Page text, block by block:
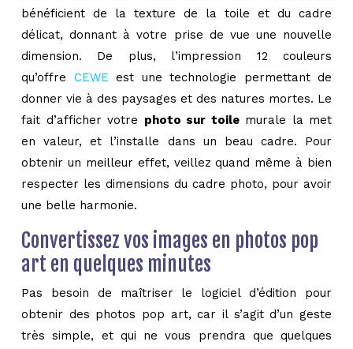
bénéficient de la texture de la toile et du cadre
délicat, donnant à votre prise de vue une nouvelle
dimension. De plus, l’impression 12 couleurs
qu’offre CEWE est une technologie permettant de
donner vie à des paysages et des natures mortes. Le
fait d’afficher votre photo sur toilemurale la met
en valeur, et l’installe dans un beau cadre. Pour
obtenir un meilleur effet, veillez quand même à bien
respecter les dimensions du cadre photo, pour avoir
une belle harmonie.
Convertissez vos images en photos pop
art en quelques minutes
Pas besoin de maîtriser le logiciel d’édition pour
obtenir des photos pop art, car il s’agit d’un geste
très simple, et qui ne vous prendra que quelques